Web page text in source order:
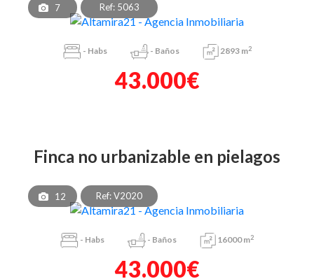
7 Ref: 5063
- Habs - Baños 2893 m2
43.000€
finca no urbanizable en pielagos
12 Ref: V2020
- Habs - Baños 16000 m2
43.000€